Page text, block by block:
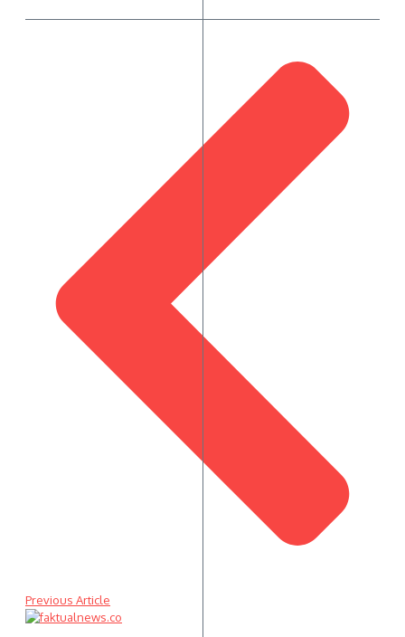
Previous Article